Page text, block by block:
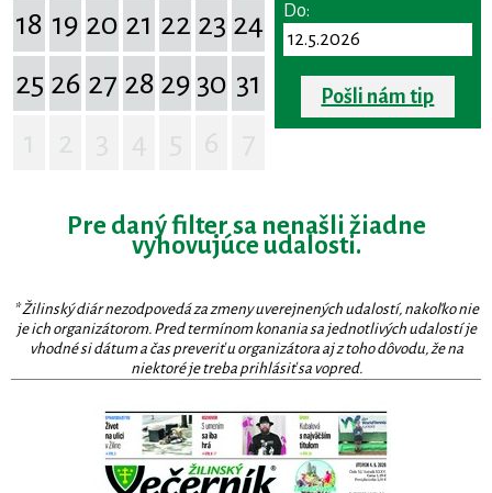
18 19 20 21 22 23 24
25 26 27 28 29 30 31
Do:
Pošli nám tip
Pre daný filter sa nenašli žiadne
vyhovujúce udalosti.
* Žilinský diár nezodpovedá za zmeny uverejnených udalostí, nakoľko nie
je ich organizátorom. Pred termínom konania sa jednotlivých udalostí je
vhodné si dátum a čas preveriť u organizátora aj z toho dôvodu, že na
niektoré je treba prihlásiť sa vopred.